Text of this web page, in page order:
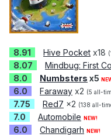
8.91 Hive Pocket x18
8.07 Mindbug: First
8.0 Numbsters x5
6.0 Faraway x2 (5 all-
7.75 Red7 x2 (138 all-
7.0 Automobile NEW!
6.0 Chandigarh NEW!